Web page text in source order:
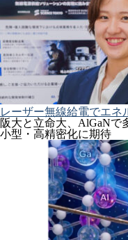
レーザー無線給電でエネ
阪大と立命大、AlGaN
小型・高精密化に期待